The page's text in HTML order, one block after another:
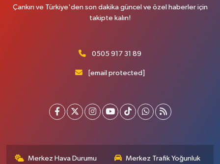
Çankırı ve Türkiye'den son dakika güncel ve özel haberler için
takipte kalın!
0505 917 31 89
[email protected]
Merkez Hava Durumu
Merkez Trafik Yoğunluk